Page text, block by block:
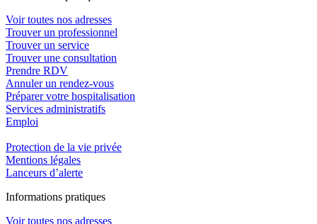
Voir toutes nos adresses
Trouver un professionnel
Trouver un service
Trouver une consultation
Prendre RDV
Annuler un rendez-vous
Préparer votre hospitalisation
Services administratifs
Emploi​
Protection de la vie privée
Mentions légales
Lanceurs d’alerte
Informations pratiques
Voir toutes nos adresses